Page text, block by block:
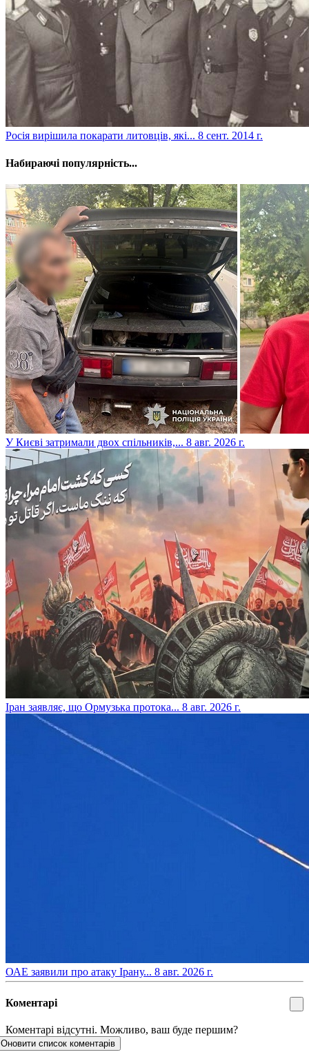
Росія вирішила покарати литовців, які... 8 сент. 2014 г.
Набираючі популярність...
​У Києві затримали двох спільників,... 8 авг. 2026 г.
​Іран заявляє, що Ормузька протока... 8 авг. 2026 г.
​ОАЕ заявили про атаку Ірану... 8 авг. 2026 г.
Коментарі
Коментарі відсутні. Можливо, ваш буде першим?
Оновити список коментарів